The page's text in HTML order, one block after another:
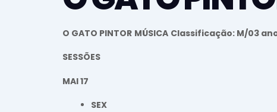
O GATO PINTOR MÚSICA Classificação: M/03
SESSÕES
MAI 17
SEX